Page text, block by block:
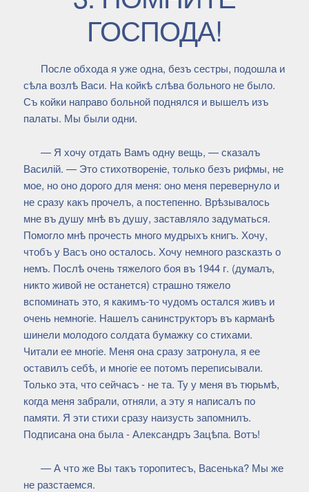
ГОСПОДА!
После обхода я уже одна, безъ сестры, подошла и
сѣла возлѣ Васи. На койкѣ слѣва больного не было.
Съ койки направо больной поднялся и вышелъ изъ
палаты. Мы были одни.
— Я хочу отдать Вамъ одну вещь, — сказалъ
Василій. — Это стихотвореніе, только безъ рифмы, не
мое, но оно дорого для меня: оно меня перевернуло и
не сразу какъ прочелъ, а постепенно. Врѣзывалось
мне въ душу мнѣ въ душу, заставляло задуматься.
Помогло мнѣ прочесть много мудрыхъ книгъ. Хочу,
чтобъ у Васъ оно осталось. Хочу немного разсказть о
немъ. Послѣ очень тяжелого боя въ 1944 г. (думалъ,
никто живой не останется) страшно тяжело
вспоминать это, я какимъ-то чудомъ остался живъ и
очень немногіе. Нашелъ санинструкторъ въ карманѣ
шинели молодого солдата бумажку со стихами.
Читали ее многіе. Меня она сразу затронула, я ее
оставилъ себѣ, и многіе ее потомъ переписывали.
Только эта, что сейчасъ - не та. Ту у меня въ тюрьмѣ,
когда меня забрали, отняли, а эту я написалъ по
памяти. Я эти стихи сразу наизусть запомнилъ.
Подписана она была - Александръ Зацѣпа. Вотъ!
— А что же Вы такъ торопитесъ, Васенька? Мы же
не разстаемся.